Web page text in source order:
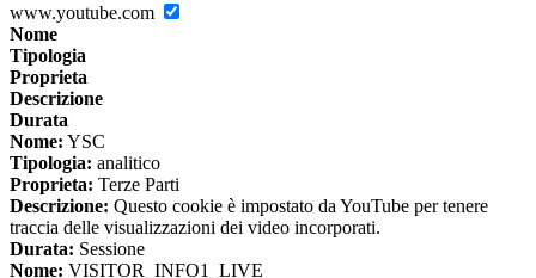
www.youtube.com
Nome
Tipologia
Proprieta
Descrizione
Durata
Nome: YSC
Tipologia: analitico
Proprieta: Terze Parti
Descrizione: Questo cookie è impostato da YouTube per tenere
traccia delle visualizzazioni dei video incorporati.
Durata: Sessione
Nome: VISITOR_INFO1_LIVE